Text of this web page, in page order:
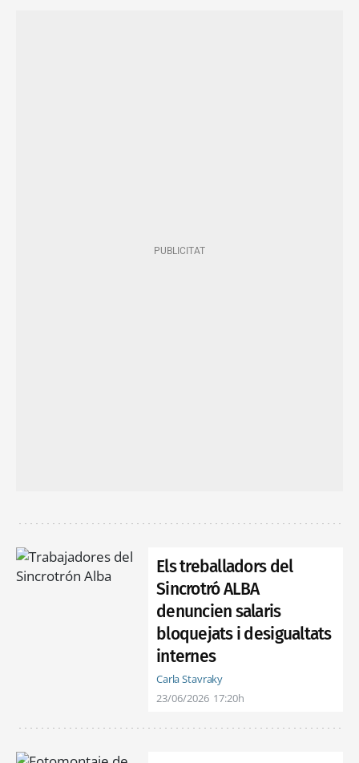
Els treballadors del
Sincrotró ALBA
denuncien salaris
bloquejats i desigualtats
internes
Carla Stavraky
23/06/2026 17:20h